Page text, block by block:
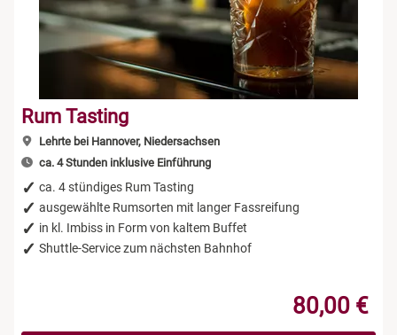
Rum Tasting
Lehrte bei Hannover, Niedersachsen
ca. 4 Stunden inklusive Einführung
ca. 4 stündiges Rum Tasting
ausgewählte Rumsorten mit langer Fassreifung
in kl. Imbiss in Form von kaltem Buffet
Shuttle-Service zum nächsten Bahnhof
80,00 €